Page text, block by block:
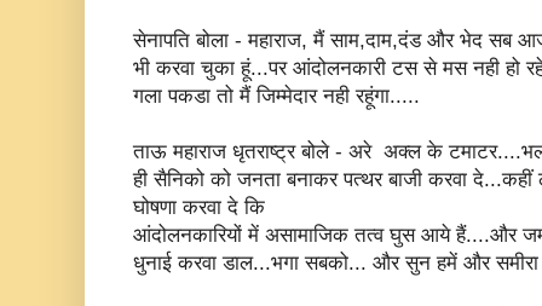
सेनापति बोला - महाराज, मैं साम,दाम,दंड और भेद सब
भी करवा चुका हूं...पर आंदोलनकारी टस से मस नही
गला पकडा तो मैं जिम्मेदार नही रहूंगा.....
ताऊ महाराज धृतराष्ट्र बोले - अरे अक्ल के
ही सैनिको को जनता बनाकर पत्थर बाजी करवा
घोषणा करवा दे कि
आंदोलनकारियों में असामाजिक तत्व घुस आये हैं....और
धुनाई करवा डाल...भगा सबको... और सुन हमें और